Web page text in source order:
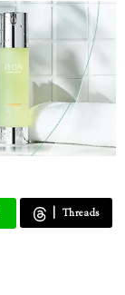
Threads